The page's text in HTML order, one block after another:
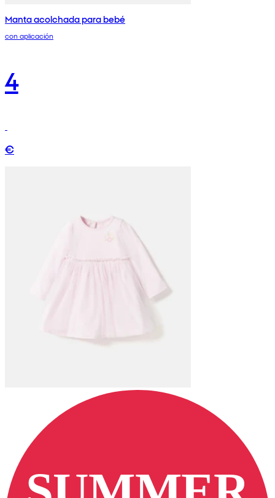
Manta acolchada para bebé
con aplicación
4
€